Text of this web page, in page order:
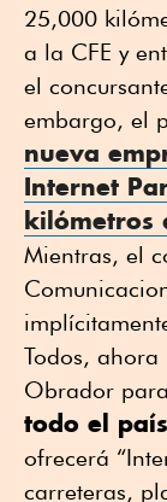
25,000
a la CFE y
el
embargo, el
nueva
Internet
kilómetros
Mientras, el
Todos,
Obrador
todo el
ofrecerá
carreteras,